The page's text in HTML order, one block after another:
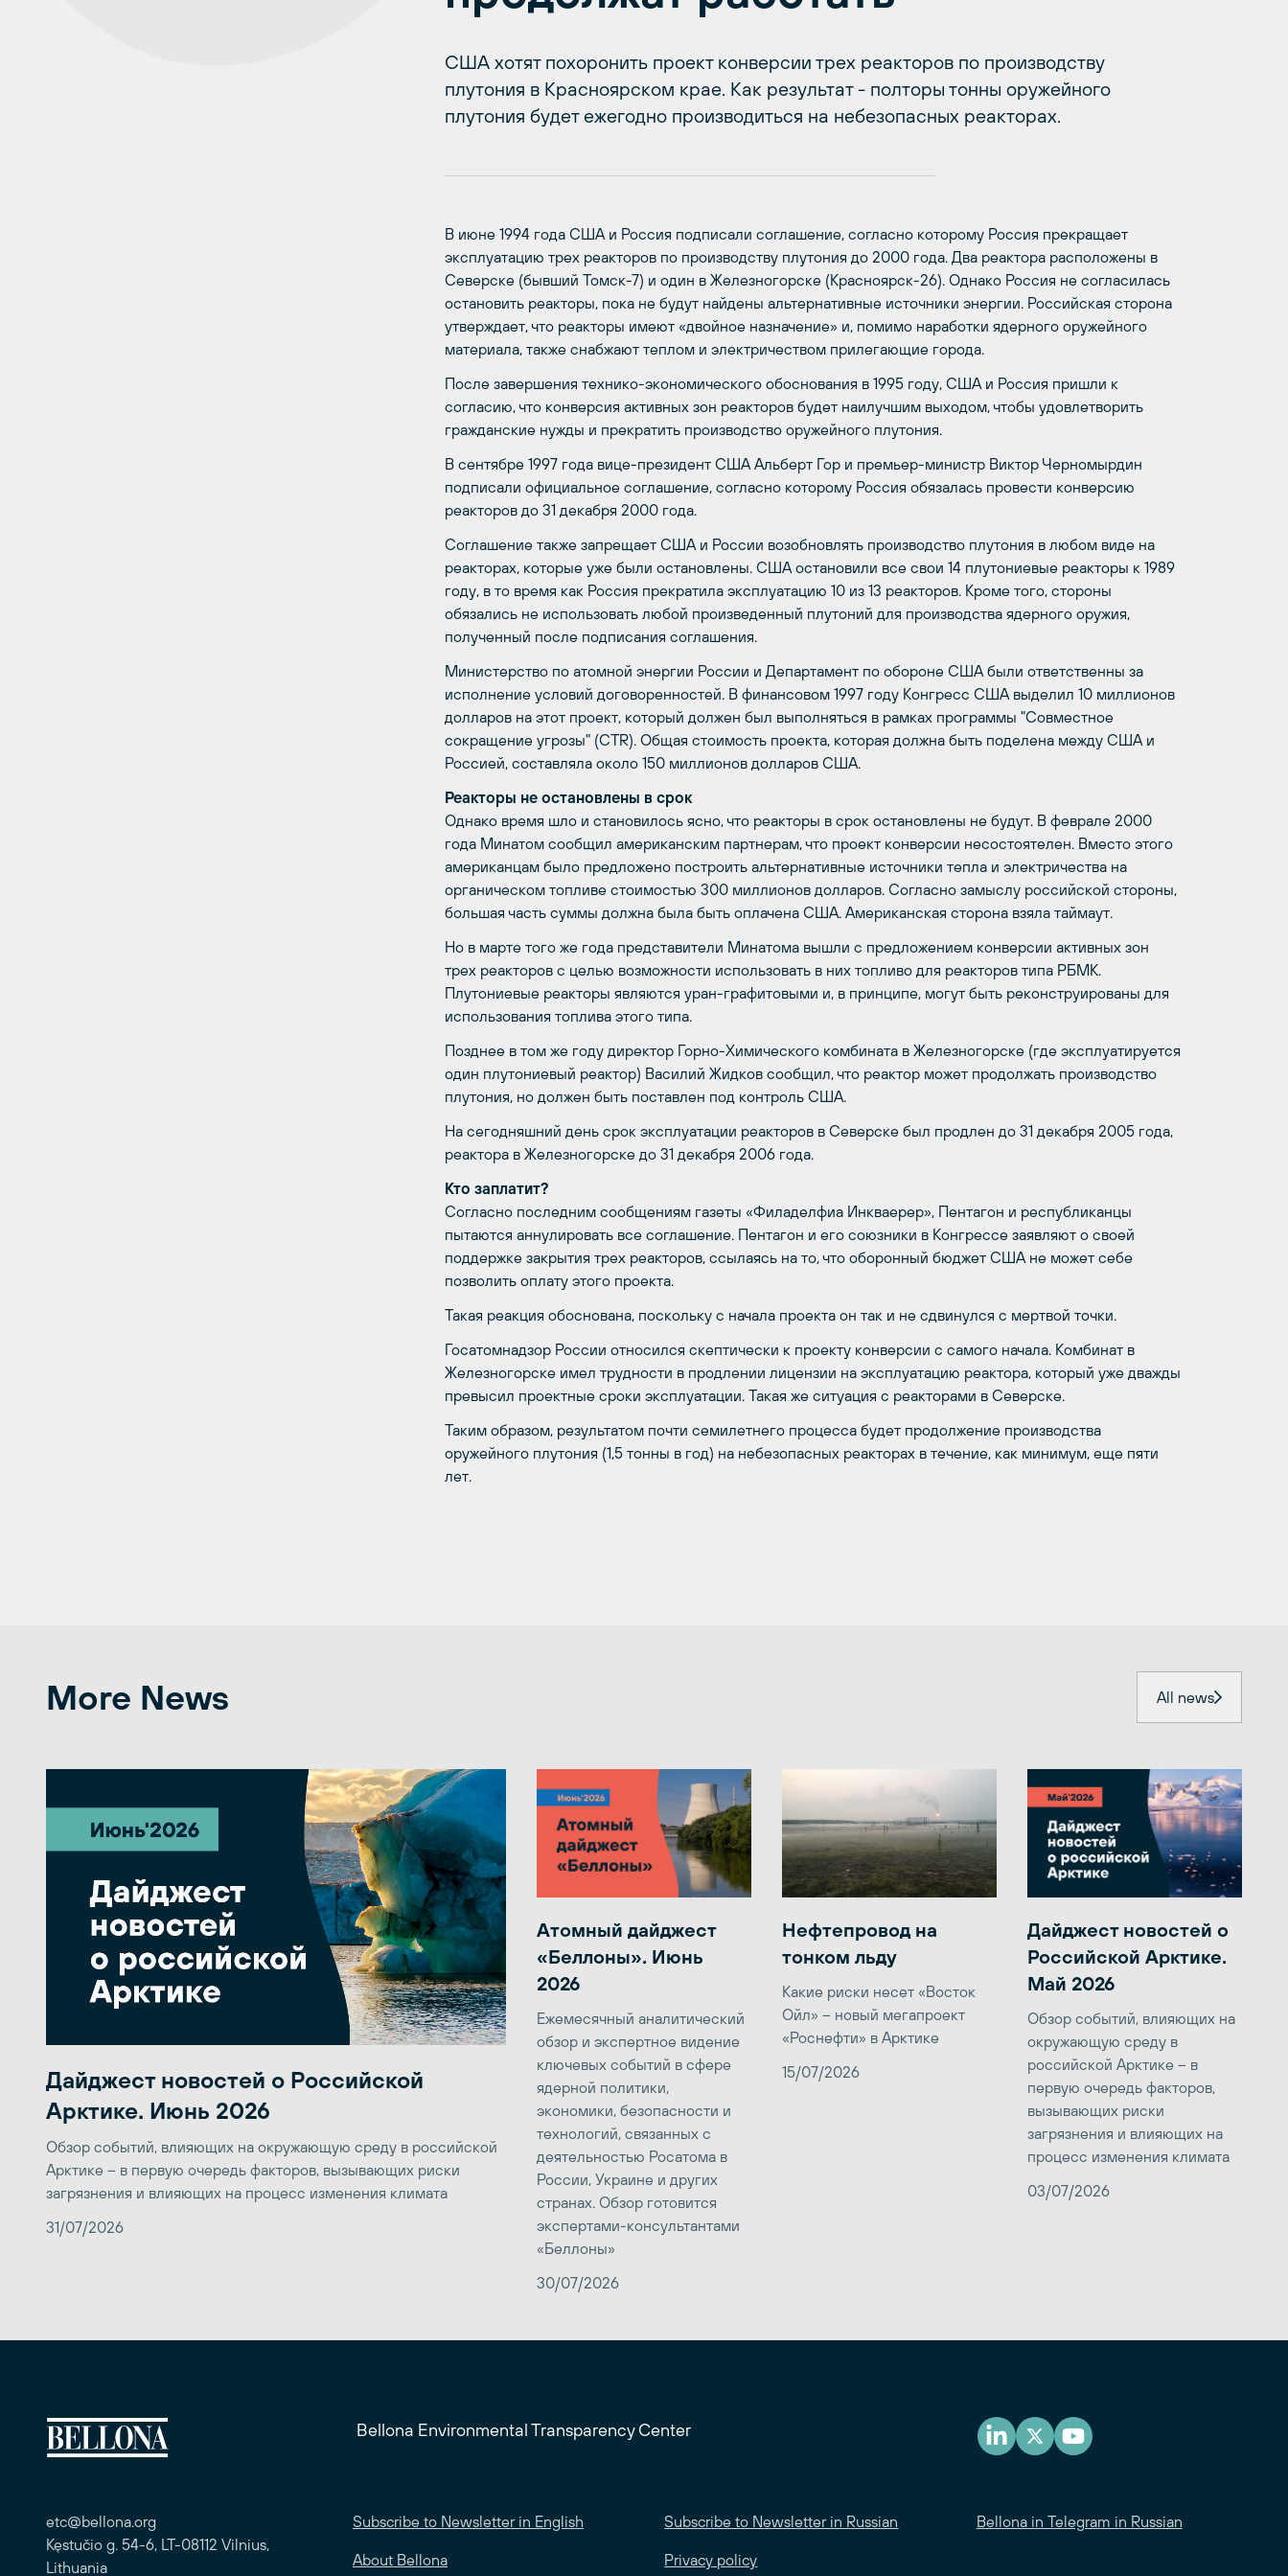
США хотят похоронить проект конверсии трех реакторов по производству
плутония в Красноярском крае. Как результат - полторы тонны оружейного
плутония будет ежегодно производиться на небезопасных реакторах.
В июне 1994 года США и Россия подписали соглашение, согласно которому Россия прекращает
эксплуатацию трех реакторов по производству плутония до 2000 года. Два реактора расположены в
Северске (бывший Томск-7) и один в Железногорске (Красноярск-26). Однако Россия не согласилась
остановить реакторы, пока не будут найдены альтернативные источники энергии. Российская сторона
утверждает, что реакторы имеют «двойное назначение» и, помимо наработки ядерного оружейного
материала, также снабжают теплом и электричеством прилегающие города.
После завершения технико-экономического обоснования в 1995 году, США и Россия пришли к
согласию, что конверсия активных зон реакторов будет наилучшим выходом, чтобы удовлетворить
гражданские нужды и прекратить производство оружейного плутония.
В сентябре 1997 года вице-президент США Альберт Гор и премьер-министр Виктор Черномырдин
подписали официальное соглашение, согласно которому Россия обязалась провести конверсию
реакторов до 31 декабря 2000 года.
Соглашение также запрещает США и России возобновлять производство плутония в любом виде на
реакторах, которые уже были остановлены. США остановили все свои 14 плутониевые реакторы к 1989
году, в то время как Россия прекратила эксплуатацию 10 из 13 реакторов. Кроме того, стороны
обязались не использовать любой произведенный плутоний для производства ядерного оружия,
полученный после подписания соглашения.
Министерство по атомной энергии России и Департамент по обороне США были ответственны за
исполнение условий договоренностей. В финансовом 1997 году Конгресс США выделил 10 миллионов
долларов на этот проект, который должен был выполняться в рамках программы "Совместное
сокращение угрозы" (CTR). Общая стоимость проекта, которая должна быть поделена между США и
Россией, составляла около 150 миллионов долларов США.
Реакторы не остановлены в срок
Однако время шло и становилось ясно, что реакторы в срок остановлены не будут. В феврале 2000
года Минатом сообщил американским партнерам, что проект конверсии несостоятелен. Вместо этого
американцам было предложено построить альтернативные источники тепла и электричества на
органическом топливе стоимостью 300 миллионов долларов. Согласно замыслу российской стороны,
большая часть суммы должна была быть оплачена США. Американская сторона взяла таймаут.
Но в марте того же года представители Минатома вышли с предложением конверсии активных зон
трех реакторов с целью возможности использовать в них топливо для реакторов типа РБМК.
Плутониевые реакторы являются уран-графитовыми и, в принципе, могут быть реконструированы для
использования топлива этого типа.
Позднее в том же году директор Горно-Химического комбината в Железногорске (где эксплуатируется
один плутониевый реактор) Василий Жидков сообщил, что реактор может продолжать производство
плутония, но должен быть поставлен под контроль США.
На сегодняшний день срок эксплуатации реакторов в Северске был продлен до 31 декабря 2005 года,
реактора в Железногорске до 31 декабря 2006 года.
Кто заплатит?
Согласно последним сообщениям газеты «Филаделфиа Инкваерер», Пентагон и республиканцы
пытаются аннулировать все соглашение. Пентагон и его союзники в Конгрессе заявляют о своей
поддержке закрытия трех реакторов, ссылаясь на то, что оборонный бюджет США не может себе
позволить оплату этого проекта.
Такая реакция обоснована, поскольку с начала проекта он так и не сдвинулся с мертвой точки.
Госатомнадзор России относился скептически к проекту конверсии с самого начала. Комбинат в
Железногорске имел трудности в продлении лицензии на эксплуатацию реактора, который уже дважды
превысил проектные сроки эксплуатации. Такая же ситуация с реакторами в Северске.
Таким образом, результатом почти семилетнего процесса будет продолжение производства
оружейного плутония (1,5 тонны в год) на небезопасных реакторах в течение, как минимум, еще пяти
лет.
More News All news
Дайджест новостей о Российской
Арктике. Июнь 2026
Обзор событий, влияющих на окружающую среду в российской
Арктике – в первую очередь факторов, вызывающих риски
загрязнения и влияющих на процесс изменения климата
31/07/2026
Атомный дайджест
«Беллоны». Июнь
2026
Ежемесячный аналитический
обзор и экспертное видение
ключевых событий в сфере
ядерной политики,
экономики, безопасности и
технологий, связанных с
деятельностью Росатома в
России, Украине и других
странах. Обзор готовится
экспертами-консультантами
«Беллоны»
30/07/2026
Нефтепровод на
тонком льду
Какие риски несет «Восток
Ойл» – новый мегапроект
«Роснефти» в Арктике
15/07/2026
Дайджест новостей о
Российской Арктике.
Май 2026
Обзор событий, влияющих на
окружающую среду в
российской Арктике – в
первую очередь факторов,
вызывающих риски
загрязнения и влияющих на
процесс изменения климата
03/07/2026
Bellona Environmental Transparency Center
etc@bellona.org
Kęstučio g. 54-6, LT-08112 Vilnius,
Lithuania
Subscribe to Newsletter in English Subscribe to Newsletter in Russian Bellona in Telegram in Russian
About Bellona Privacy policy